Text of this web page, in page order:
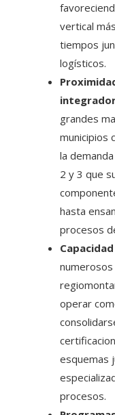
vertical
tiempos
logísticos.
grandes
municipios
la
2 y 3 que
hasta
procesos
operar
esquemas
procesos.